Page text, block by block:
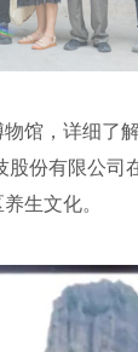
，详细了
份有限公
生文化。